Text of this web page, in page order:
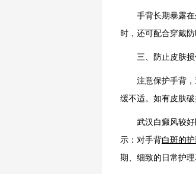
手背长期暴露在
时，还可配合穿戴
三、防止皮肤损
注意保护手背，
缓不适。如有皮肤
武汉白癜风较好医
示：对手背白斑的护
期、细致的日常护